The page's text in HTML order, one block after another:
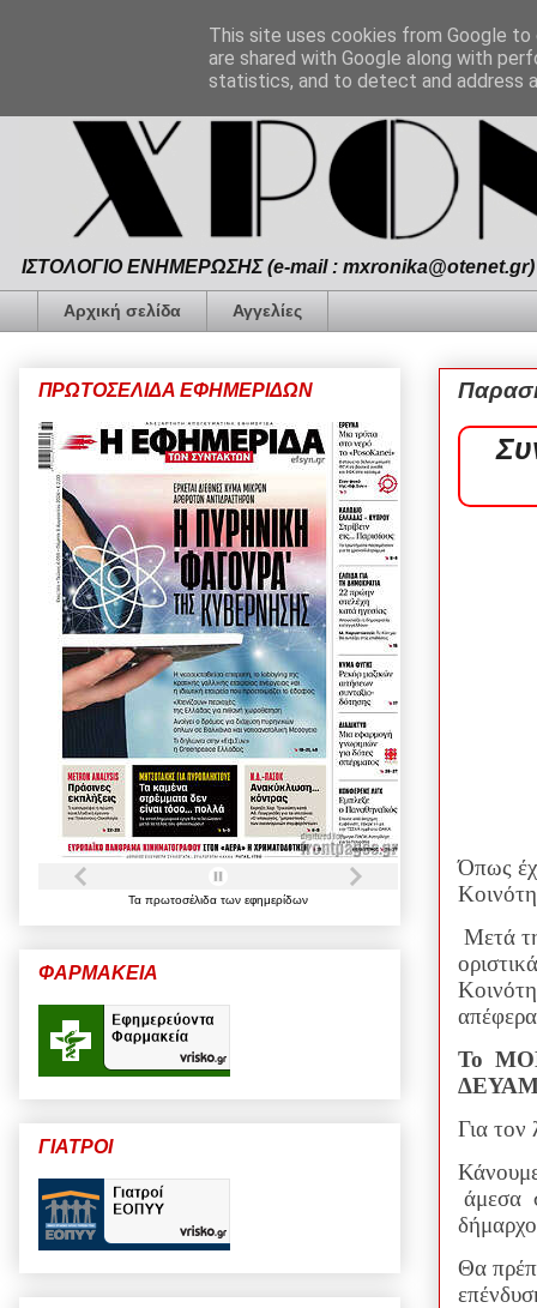
ΙΣΤΟΛΟΓΙΟ ΕΝΗΜΕΡΩΣΗΣ (e-mail :
Αρχική σελίδα Αγγελίες
Όπως
Μετά
Το
Για τον
άμεσα
Θα
ΠΡΩΤΟΣΕΛΙΔΑ ΕΦΗΜΕΡΙΔΩΝ
Τα πρωτοσέλιδα των εφημερίδων
ΦΑΡΜΑΚΕΙΑ
ΓΙΑΤΡΟΙ
This site uses cookies from Google
are shared with Google along with
statistics, and to detect and address